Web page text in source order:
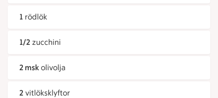
1 rödlök
1/2 zucchini
2 msk olivolja
2 vitlöksklyftor